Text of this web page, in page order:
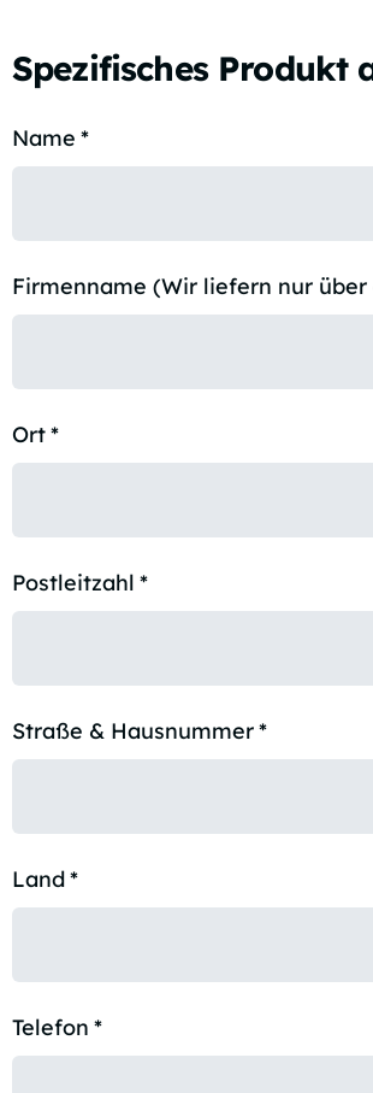
Spezifisches Produkt
Name *
Firmenname (Wir liefern nur über
Ort*
Postleitzahl *
Straße & Hausnummer*
Land*
Telefon *